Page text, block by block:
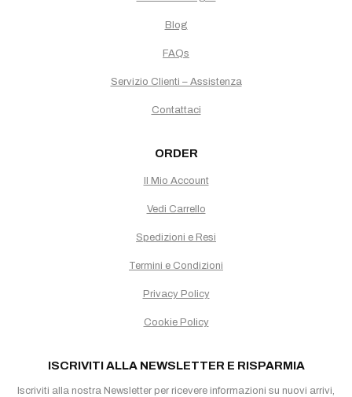
Blog
FAQs
Servizio Clienti – Assistenza
Contattaci
ORDER
Il Mio Account
Vedi Carrello
Spedizioni e Resi
Termini e Condizioni
Privacy Policy
Cookie Policy
ISCRIVITI ALLA NEWSLETTER E RISPARMIA
Iscriviti alla nostra Newsletter per ricevere informazioni su nuovi arrivi,